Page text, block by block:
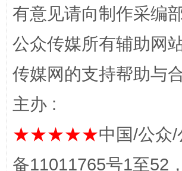
有意见请向制作采编
公众传媒所有辅助网
传媒网的支持帮助与
主办 :
★★★★★中国/公众
备11011765号1至52